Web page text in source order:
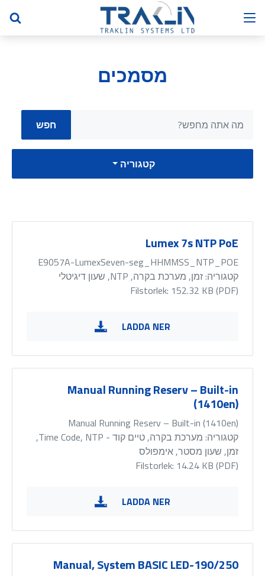
מסמכים
קטגוריה
Lumex 7s NTP PoE
E9057A-LumexSeven-seg_HHMMSS_NTP_POE
קטגוריה:זמן, מערכת בקרה, NTP, שעון דיגיטלי
Filstorlek: 152.32 KB (PDF)
LADDA NER
Manual Running Reserv – Built-in
(1410en)
Manual Running Reserv – Built-in (1410en)
קטגוריה:
מערכת בקרה, טיים קוד - Time Code, NTP,
זמן, שעון מסטר, אימפולס
Filstorlek: 14.24 KB (PDF)
LADDA NER
Manual, System BASIC LED-190/250